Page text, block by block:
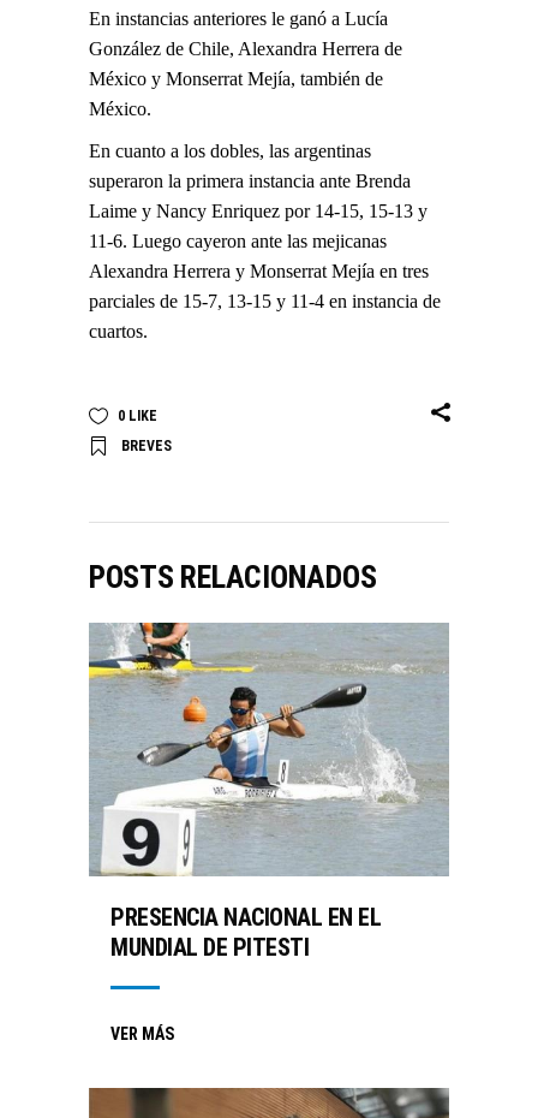
En instancias anteriores le ganó a Lucía
González de Chile, Alexandra Herrera de
México y Monserrat Mejía, también de
México.
En cuanto a los dobles, las argentinas
superaron la primera instancia ante Brenda
Laime y Nancy Enriquez por 14-15, 15-13 y
11-6. Luego cayeron ante las mejicanas
Alexandra Herrera y Monserrat Mejía en tres
parciales de 15-7, 13-15 y 11-4 en instancia de
cuartos.
0 LIKE
BREVES
POSTS RELACIONADOS
PRESENCIA NACIONAL EN EL
MUNDIAL DE PITESTI
VER MÁS